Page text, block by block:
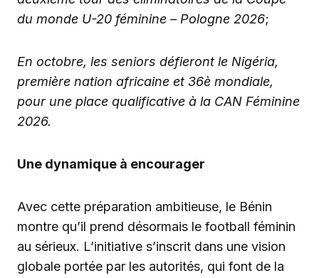
du monde U-20 féminine – Pologne 2026;
En octobre, les seniors défieront le Nigéria,
première nation africaine et 36è mondiale,
pour une place qualificative à la CAN Féminine
2026.
Une dynamique à encourager
Avec cette préparation ambitieuse, le Bénin
montre qu’il prend désormais le football féminin
au sérieux. L’initiative s’inscrit dans une vision
globale portée par les autorités, qui font de la